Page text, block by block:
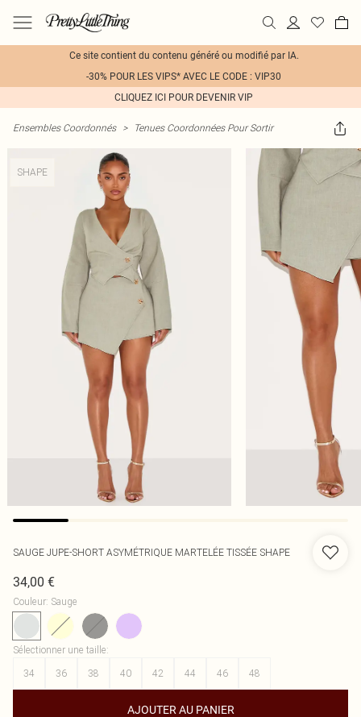
Ce site contient du contenu généré ou modifié par IA.
-30% POUR LES VIPS* AVEC LE CODE : VIP30
CLIQUEZ ICI POUR DEVENIR VIP
Ensembles Coordonnés > Tenues Coordonnées Pour Sortir
SHAPE
SAUGE JUPE-SHORT ASYMÉTRIQUE MARTELÉE TISSÉE SHAPE
34,00 €
Couleur: Sauge
Sélectionner une taille:
34
36 38 40 42 44 46 48
AJOUTER AU PANIER